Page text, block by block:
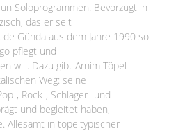
Soloprogrammen. Bevorzugt in
das er seit
Günda aus dem Jahre 1990 so
pflegt und
will. Dazu gibt Arnim Töpel
Weg: seine
, Rock-, Schlager- und
und begleitet haben,
Allesamt in töpeltypischer